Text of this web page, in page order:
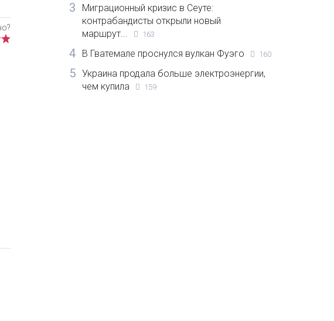
3
Миграционный кризис в Сеуте:
контрабандисты открыли новый
маршрут...
163
4 В Гватемале проснулся вулкан Фуэго 160
5
Украина продала больше электроэнергии,
чем купила
159